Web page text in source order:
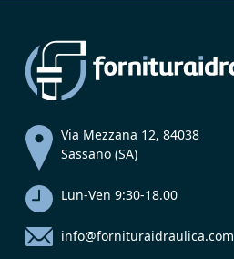
Via Mezzana 12, 84038
Sassano (SA)
Lun-Ven 9:30-18.00
info@fornituraidraulica.com